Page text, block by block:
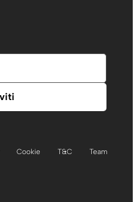
Cookie T&C
Team